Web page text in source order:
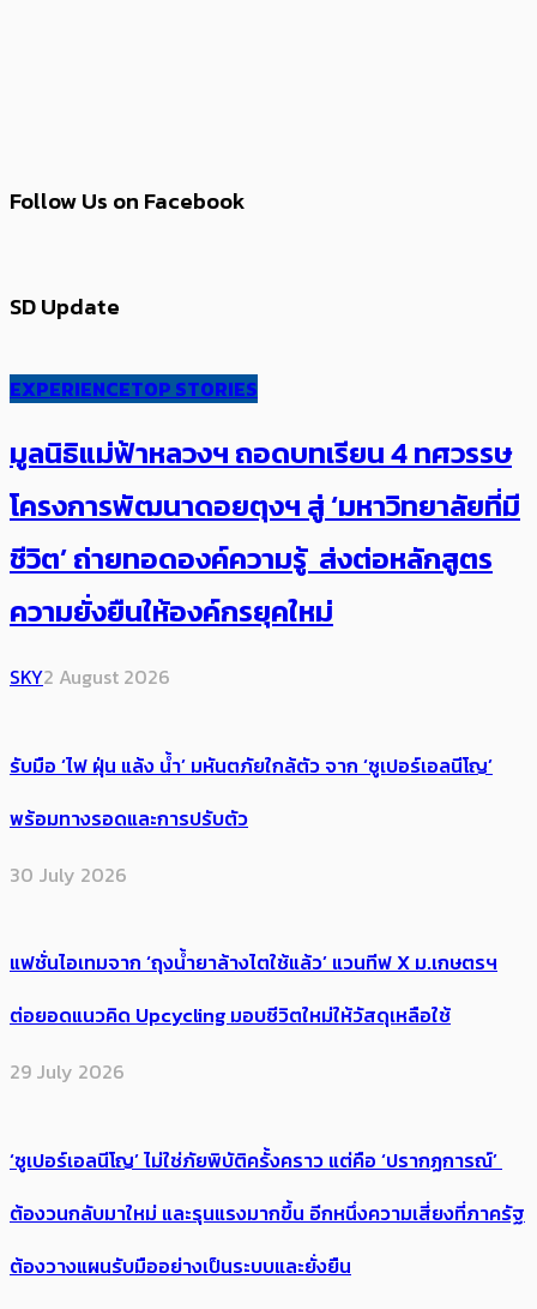
Follow Us on Facebook
SD Update
EXPERIENCETOP STORIES
มูลนิธิแม่ฟ้าหลวงฯ ถอดบทเรียน 4 ทศวรรษ
โครงการพัฒนาดอยตุงฯ สู่ ‘มหาวิทยาลัยที่มี
ชีวิต’ ถ่ายทอดองค์ความรู้ ส่งต่อหลักสูตร
ความยั่งยืนให้องค์กรยุคใหม่
SKY2 August 2026
รับมือ ‘ไฟ ฝุ่น แล้ง น้ำ’ มหันตภัยใกล้ตัว จาก ‘ซูเปอร์เอลนีโญ’
พร้อมทางรอดและการปรับตัว
30 July 2026
แฟชั่นไอเทมจาก ‘ถุงน้ำยาล้างไตใช้แล้ว’ แวนทีฟ X ม.เกษตรฯ
ต่อยอดแนวคิด Upcycling มอบชีวิตใหม่ให้วัสดุเหลือใช้
29 July 2026
‘ซูเปอร์เอลนีโญ’ ไม่ใช่ภัยพิบัติครั้งคราว แต่คือ ‘ปรากฏการณ์’ ​
ต้อง​วนกลับมาใหม่ และรุนแรงมากขึ้น อีกหนึ่งความเสี่ยงที่ภาครัฐ
ต้องวางแผนรับมืออย่างเป็นระบบและยั่งยืน